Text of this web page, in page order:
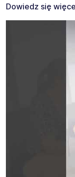
Dowiedz się